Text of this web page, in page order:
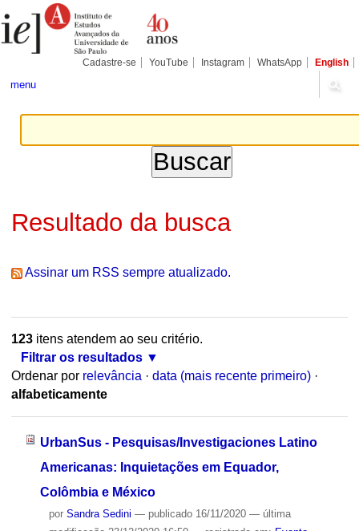
para
conteúdo.
Pessoais
Cadastre-se YouTube Instagram WhatsApp English
menu
Resultado da busca
Assinar um RSS sempre atualizado.
123itens atendem ao seu critério.
Filtrar os resultados
Ordenar por relevância · data (mais recente primeiro) ·
alfabeticamente
UrbanSus - Pesquisas/Investigaciones Latino
Americanas: Inquietações em Equador,
Colômbia e México
por Sandra Sedini — publicado16/11/2020 — última